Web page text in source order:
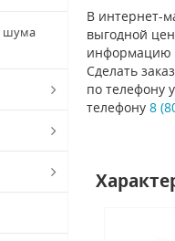
шума
В интернет-
выгодной
информацию
Сделать
по телефону
телефону 8